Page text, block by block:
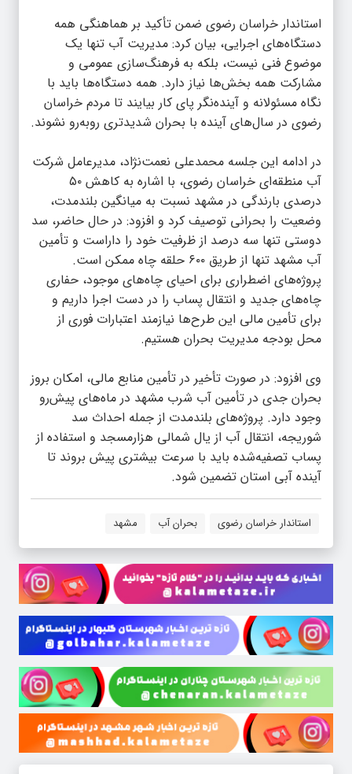
استاندار خراسان رضوی ضمن تأکید بر هماهنگی همه
دستگاه‌های اجرایی، بیان کرد: مدیریت آب تنها یک
موضوع فنی نیست، بلکه به فرهنگ‌سازی عمومی و
مشارکت همه بخش‌ها نیاز دارد. همه دستگاه‌ها باید با
نگاه مسئولانه و آینده‌نگر پای کار بیایند تا مردم خراسان
رضوی در سال‌های آینده با بحران شدیدتری روبه‌رو نشوند.
در ادامه این جلسه محمدعلی نعمت‌نژاد، مدیرعامل شرکت
آب منطقه‌ای خراسان رضوی، با اشاره به کاهش ۵۰
درصدی بارندگی در مشهد نسبت به میانگین بلندمدت،
وضعیت را بحرانی توصیف کرد و افزود: در حال حاضر، سد
دوستی تنها سه درصد از ظرفیت خود را داراست و تأمین
آب مشهد تنها از طریق ۶۰۰ حلقه چاه ممکن است.
پروژه‌های اضطراری برای احیای چاه‌های موجود، حفاری
چاه‌های جدید و انتقال پساب را در دست اجرا داریم و
برای تأمین مالی این طرح‌ها نیازمند اعتبارات فوری از
محل بودجه مدیریت بحران هستیم.
وی افزود: در صورت تأخیر در تأمین منابع مالی، امکان بروز
بحران جدی در تأمین آب شرب مشهد در ماه‌های پیش‌رو
وجود دارد. پروژه‌های بلندمدت از جمله احداث سد
شوریجه، انتقال آب از یال شمالی هزارمسجد و استفاده از
پساب تصفیه‌شده باید با سرعت بیشتری پیش بروند تا
آینده آبی استان تضمین شود.
استاندار خراسان رضوی بحران آب مشهد